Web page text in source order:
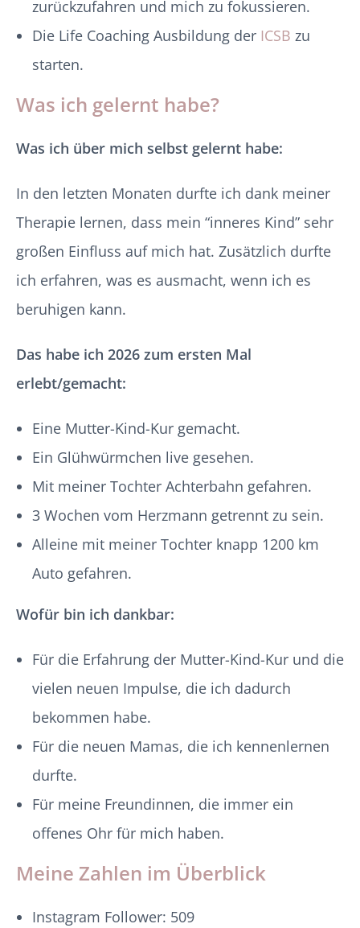
zurückzufahren und mich zu fokussieren.
Die Life Coaching Ausbildung der ICSB zu
starten.
Was ich gelernt habe?
Was ich über mich selbst gelernt habe:
In den letzten Monaten durfte ich dank meiner
Therapie lernen, dass mein “inneres Kind” sehr
großen Einfluss auf mich hat. Zusätzlich durfte
ich erfahren, was es ausmacht, wenn ich es
beruhigen kann.
Das habe ich 2026 zum ersten Mal
erlebt/gemacht:
Eine Mutter-Kind-Kur gemacht.
Ein Glühwürmchen live gesehen.
Mit meiner Tochter Achterbahn gefahren.
3 Wochen vom Herzmann getrennt zu sein.
Alleine mit meiner Tochter knapp 1200 km
Auto gefahren.
Wofür bin ich dankbar:
Für die Erfahrung der Mutter-Kind-Kur und die
vielen neuen Impulse, die ich dadurch
bekommen habe.
Für die neuen Mamas, die ich kennenlernen
durfte.
Für meine Freundinnen, die immer ein
offenes Ohr für mich haben.
Meine Zahlen im Überblick
Instagram Follower: 509